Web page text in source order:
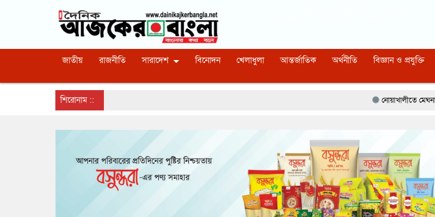
জাতীয় রাজনীতি সারাদেশ বিনোদন খেলাধুলা আন্তর্জাতিক অর্থনীতি বিজ্ঞান ও প্রযুক্তি
শিরোনাম :: নোয়াখালীতে মেঘনার ভাঙনরোধে জিও